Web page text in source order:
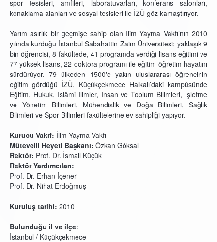
spor tesisleri, amfileri, laboratuvarları, konferans salonları,
konaklama alanları ve sosyal tesisleri ile İZÜ göz kamaştırıyor.
Yarım asırlık bir geçmişe sahip olan İlim Yayma Vakfı’nın 2010
yılında kurduğu İstanbul Sabahattin Zaim Üniversitesi; yaklaşık 9
bin öğrencisi, 8 fakültede, 41 programda verdiği lisans eğitimi ve
77 yüksek lisans, 22 doktora programı ile eğitim-öğretim hayatını
sürdürüyor. 79 ülkeden 1500'e yakın uluslararası öğrencinin
eğitim gördüğü İZÜ, Küçükçekmece Halkalı’daki kampüsünde
Eğitim, Hukuk, İslâmi İlimler, İnsan ve Toplum Bilimleri, İşletme
ve Yönetim Bilimleri, Mühendislik ve Doğa Bilimleri, Sağlık
Bilimleri ve Spor Bilimleri fakültelerine ev sahipliği yapıyor.
Kurucu Vakıf: İlim Yayma Vakfı
Mütevelli Heyeti Başkanı: Özkan Göksal
Rektör: Prof. Dr. İsmail Küçük
Rektör Yardımcıları:
Prof. Dr. Erhan İçener
Prof. Dr. Nihat Erdoğmuş
Kuruluş tarihi: 2010
Bulunduğu il ve ilçe:
İstanbul / Küçükçekmece